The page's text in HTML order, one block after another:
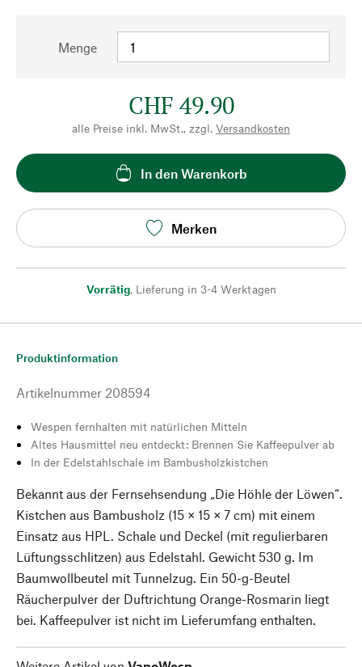
Menge
CHF 49.90
alle Preise inkl. MwSt., zzgl. Versandkosten
In den Warenkorb
Merken
Vorrätig, Lieferung in 3-4 Werktagen
Produktinformation
Artikelnummer 208594
Wespen fernhalten mit natürlichen Mitteln
Altes Hausmittel neu entdeckt: Brennen Sie Kaffeepulver ab
In der Edelstahlschale im Bambusholzkistchen
Bekannt aus der Fernsehsendung „Die Höhle der Löwen“.
Kistchen aus Bambusholz (15 × 15 × 7 cm) mit einem
Einsatz aus HPL. Schale und Deckel (mit regulierbaren
Lüftungsschlitzen) aus Edelstahl. Gewicht 530 g. Im
Baumwollbeutel mit Tunnelzug. Ein 50-g-Beutel
Räucherpulver der Duftrichtung Orange-Rosmarin liegt
bei. Kaffeepulver ist nicht im Lieferumfang enthalten.